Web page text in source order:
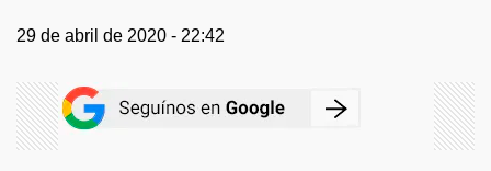
29 de abril de 2020 - 22:42